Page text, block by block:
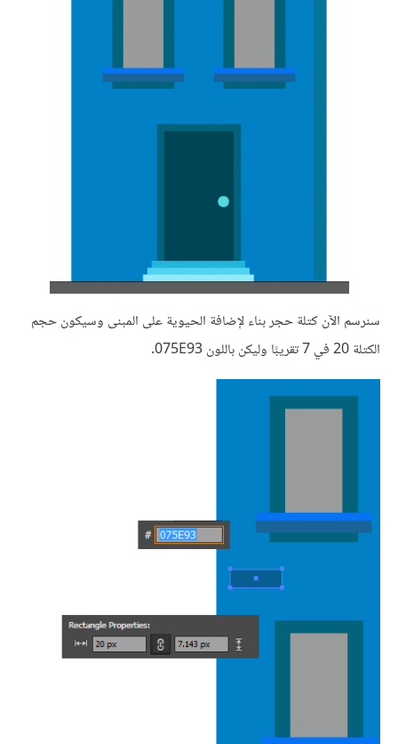
سنرسم الآن كتلة حجر بناء لإضافة الحيوية على المبنى وسيكون حجم
الكتلة 20 في 7 تقريبًا وليكن باللون 075E93.